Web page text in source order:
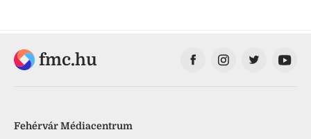
fmc.hu
Fehérvár Médiacentrum